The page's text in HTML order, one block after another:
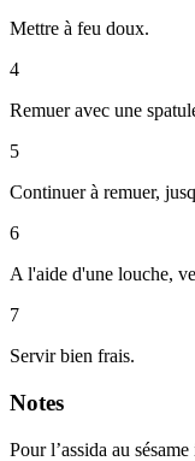
Mettre à feu doux.
4
Remuer avec une
5
Continuer à remuer,
6
A l'aide d'une louche,
7
Servir bien frais.
Notes
Pour l’assida au